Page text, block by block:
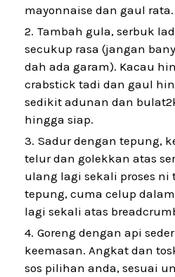
mayonnaise dan gaul rata.
Tambah gula, serbuk
secukup rasa (jangan
dah ada garam). Kacau
crabstick tadi dan gaul
sedikit adunan dan
hingga siap.
Sadur dengan tepung,
telur dan golekkan atas
ulang lagi sekali proses ni
tepung, cuma celup
lagi sekali atas
Goreng dengan api
keemasan. Angkat dan
sos pilihan anda, sesuai